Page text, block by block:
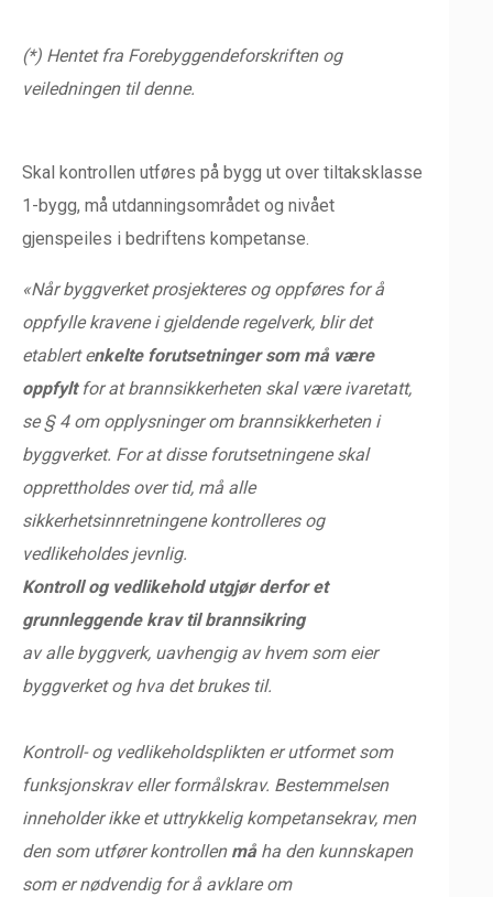
(*) Hentet fra Forebyggendeforskriften og
veiledningen til denne.
Skal kontrollen utføres på bygg ut over tiltaksklasse
1-bygg, må utdanningsområdet og nivået
gjenspeiles i bedriftens kompetanse.
«Når byggverket prosjekteres og oppføres for å
oppfylle kravene i gjeldende regelverk, blir det
etablert enkelte forutsetninger som må være
oppfyltfor at brannsikkerheten skal være ivaretatt,
se § 4 om opplysninger om brannsikkerheten i
byggverket. For at disse forutsetningene skal
opprettholdes over tid, må alle
sikkerhetsinnretningene kontrolleres og
vedlikeholdes jevnlig.
Kontroll og vedlikehold utgjør derfor et
grunnleggende krav til brannsikring
av alle byggverk, uavhengig av hvem som eier
byggverket og hva det brukes til.
Kontroll- og vedlikeholdsplikten er utformet som
funksjonskrav eller formålskrav. Bestemmelsen
inneholder ikke et uttrykkelig kompetansekrav, men
den som utfører kontrollen måha den kunnskapen
som er nødvendig for å avklare om